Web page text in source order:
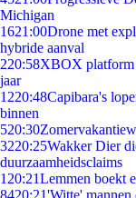
Michigan
1621:00Drone met
hybride aanval
220:58XBOX platform
jaar
1220:48Capibara's
binnen
520:30
3220:25Wakker Dier
duurzaamheidsclaims
1 20:21Lemmen boekt
8420:21'Witte'